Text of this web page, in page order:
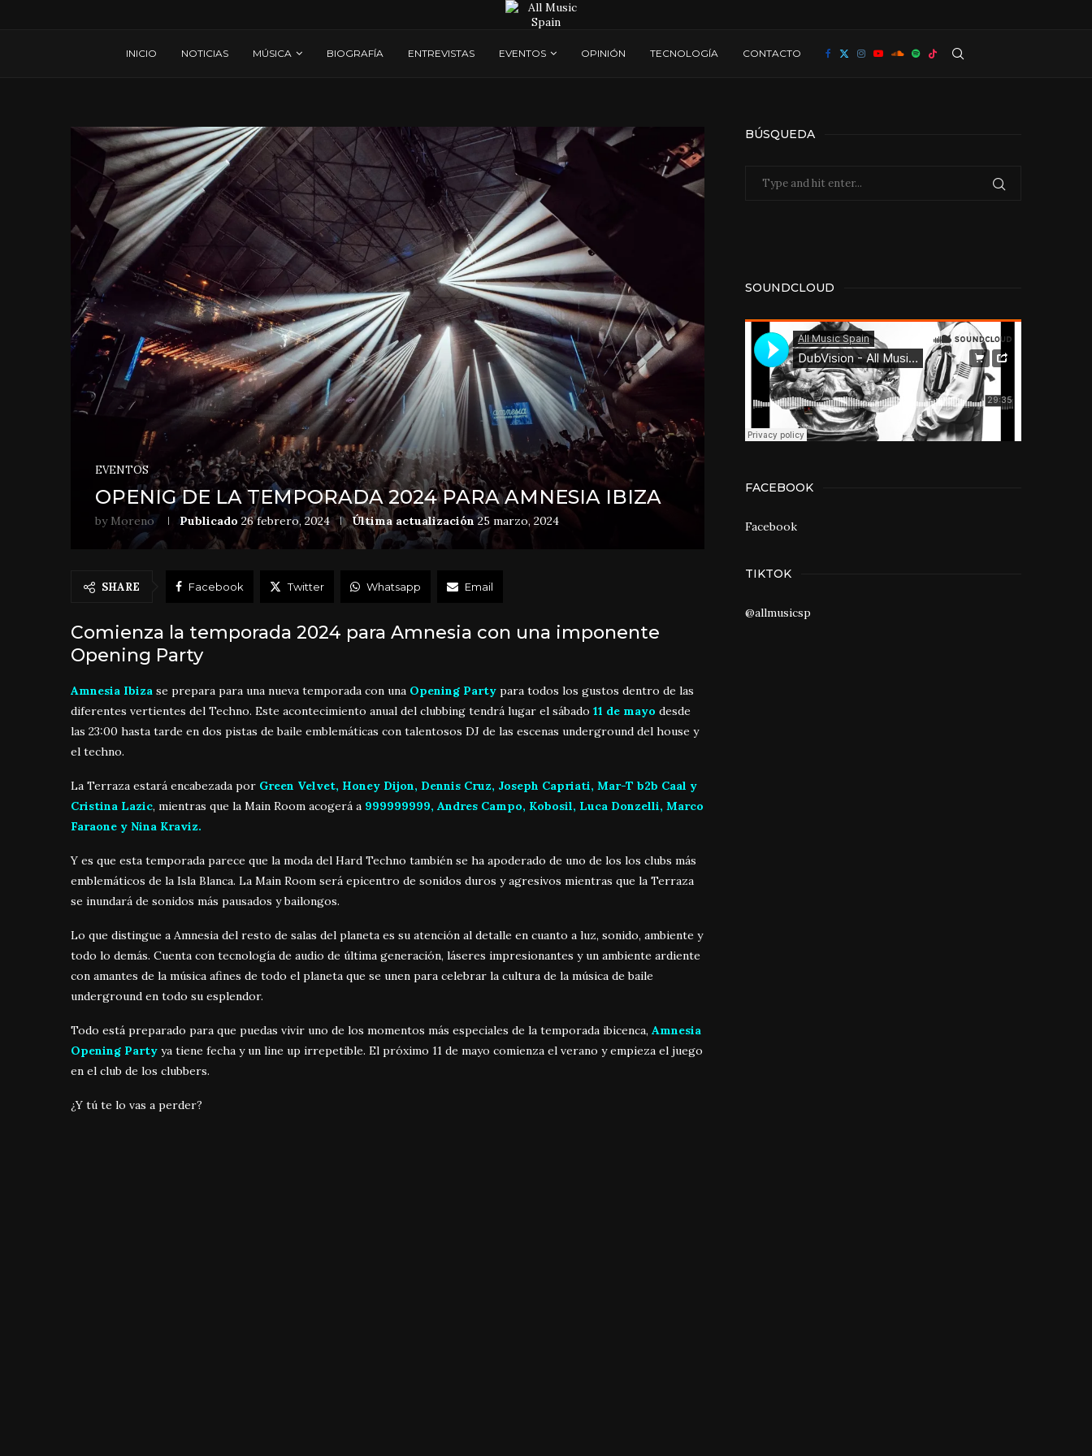
INICIO NOTICIAS MÚSICA BIOGRAFÍA ENTREVISTAS EVENTOS OPINIÓN TECNOLOGÍA CONTACTO
EVENTOS
OPENIG DE LA TEMPORADA 2024 PARA AMNESIA IBIZA
by Moreno Publicado 26 febrero, 2024 Última actualización 25 marzo, 2024
SHARE Facebook Twitter Whatsapp Email
Comienza la temporada 2024 para Amnesia con una imponente
Opening Party
Amnesia Ibiza se prepara para una nueva temporada con una Opening Party para todos los gustos dentro de las
diferentes vertientes del Techno. Este acontecimiento anual del clubbing tendrá lugar el sábado 11 de mayo desde
las 23:00 hasta tarde en dos pistas de baile emblemáticas con talentosos DJ de las escenas underground del house y
el techno.
La Terraza estará encabezada por Green Velvet, Honey Dijon, Dennis Cruz, Joseph Capriati, Mar-T b2b Caal y
Cristina Lazic, mientras que la Main Room acogerá a 999999999, Andres Campo, Kobosil, Luca Donzelli, Marco
Faraone y Nina Kraviz.
Y es que esta temporada parece que la moda del Hard Techno también se ha apoderado de uno de los los clubs más
emblemáticos de la Isla Blanca. La Main Room será epicentro de sonidos duros y agresivos mientras que la Terraza
se inundará de sonidos más pausados y bailongos.
Lo que distingue a Amnesia del resto de salas del planeta es su atención al detalle en cuanto a luz, sonido, ambiente y
todo lo demás. Cuenta con tecnología de audio de última generación, láseres impresionantes y un ambiente ardiente
con amantes de la música afines de todo el planeta que se unen para celebrar la cultura de la música de baile
underground en todo su esplendor.
Todo está preparado para que puedas vivir uno de los momentos más especiales de la temporada ibicenca, Amnesia
Opening Party ya tiene fecha y un line up irrepetible. El próximo 11 de mayo comienza el verano y empieza el juego
en el club de los clubbers.
¿Y tú te lo vas a perder?
BÚSQUEDA
SOUNDCLOUD
FACEBOOK
Facebook
TIKTOK
@allmusicsp